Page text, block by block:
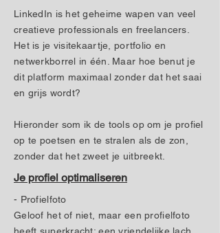
LinkedIn is het geheime wapen van veel
creatieve professionals en freelancers.
Het is je visitekaartje, portfolio en
netwerkborrel in één. Maar hoe benut je
dit platform maximaal zonder dat het saai
en grijs wordt?
Hieronder som ik de tools op om je profiel
op te poetsen en te stralen als de zon,
zonder dat het zweet je uitbreekt.
Je profiel optimaliseren
- Profielfoto
Geloof het of niet, maar een profielfoto